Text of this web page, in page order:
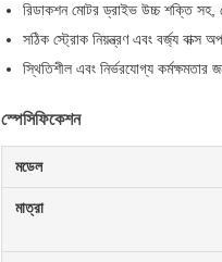
রিডাকশন মোটর ড্রাইভ উচ্চ শক্তি সহ,
সঠিক স্ট্রোক নিয়ন্ত্রণ এবং বর্জ্য বাক্স
স্থিতিশীল এবং নির্ভরযোগ্য কর্মক্ষমতার
স্পেসিফিকেশন
মডেল
মাত্রা